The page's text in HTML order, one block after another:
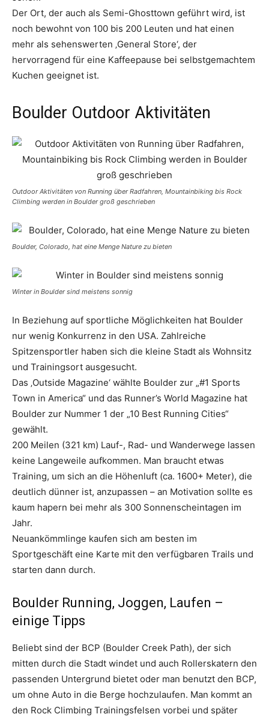
Der Ort, der auch als Semi-Ghosttown geführt wird, ist
noch bewohnt von 100 bis 200 Leuten und hat einen
mehr als sehenswerten ‚General Store‘, der
hervorragend für eine Kaffeepause bei selbstgemachtem
Kuchen geeignet ist.
Boulder Outdoor Aktivitäten
Outdoor Aktivitäten von Running über Radfahren, Mountainbiking bis Rock
Climbing werden in Boulder groß geschrieben
Boulder, Colorado, hat eine Menge Nature zu bieten
Winter in Boulder sind meistens sonnig
In Beziehung auf sportliche Möglichkeiten hat Boulder
nur wenig Konkurrenz in den USA. Zahlreiche
Spitzensportler haben sich die kleine Stadt als Wohnsitz
und Trainingsort ausgesucht.
Das ‚Outside Magazine‘ wählte Boulder zur „#1 Sports
Town in America“ und das Runner’s World Magazine hat
Boulder zur Nummer 1 der „10 Best Running Cities“
gewählt.
200 Meilen (321 km) Lauf-, Rad- und Wanderwege lassen
keine Langeweile aufkommen. Man braucht etwas
Training, um sich an die Höhenluft (ca. 1600+ Meter), die
deutlich dünner ist, anzupassen – an Motivation sollte es
kaum hapern bei mehr als 300 Sonnenscheintagen im
Jahr.
Neuankömmlinge kaufen sich am besten im
Sportgeschäft eine Karte mit den verfügbaren Trails und
starten dann durch.
Boulder Running, Joggen, Laufen –
einige Tipps
Beliebt sind der BCP (Boulder Creek Path), der sich
mitten durch die Stadt windet und auch Rollerskatern den
passenden Untergrund bietet oder man benutzt den BCP,
um ohne Auto in die Berge hochzulaufen. Man kommt an
den Rock Climbing Trainingsfelsen vorbei und später